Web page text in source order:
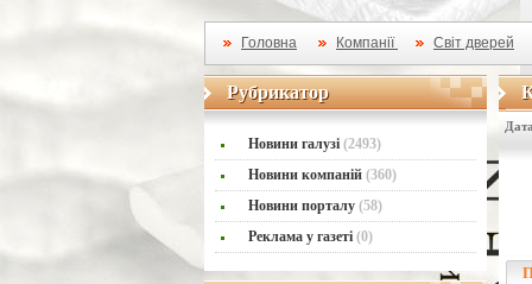
Головна Компанії Світ дверей
Рубрикатор
Рубрикатор
Новини галузі (2493)
Новини компаній (360)
Новини порталу (58)
Реклама у газеті (0)